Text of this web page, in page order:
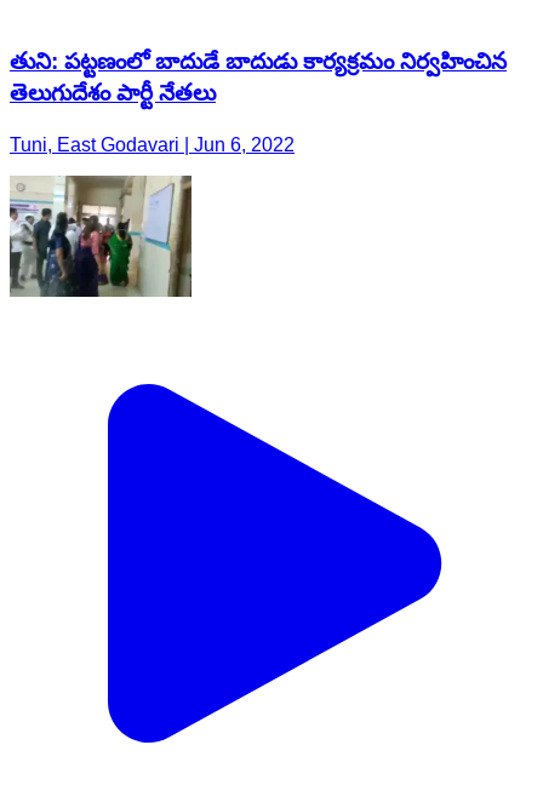
తుని: పట్టణ ప్రభుత్వ ఆసుపత్రిలో శానిటేషన్, మరుగుదొడ్లు